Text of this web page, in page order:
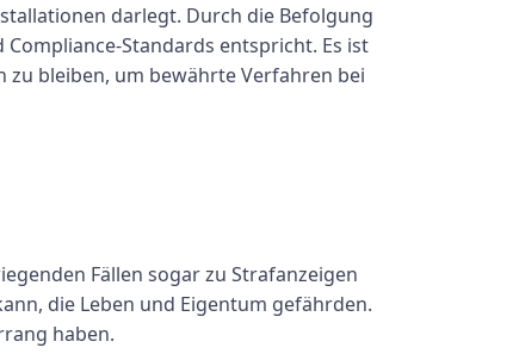
darlegt. Durch die Befolgung
Standards entspricht. Es ist
zu bleiben, um bewährte Verfahren bei
Fällen sogar zu Strafanzeigen
die Leben und Eigentum gefährden.
haben.